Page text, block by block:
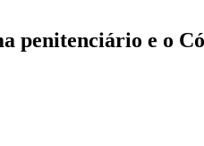
penitenciário e o